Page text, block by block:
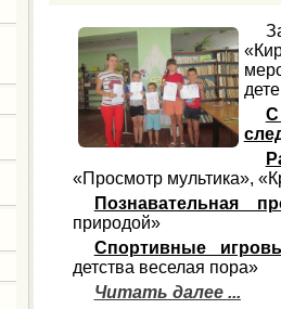
«Просмотр мультика»,
Познавательная
природой»
Спортивные
детства веселая пора»
Читать далее ...